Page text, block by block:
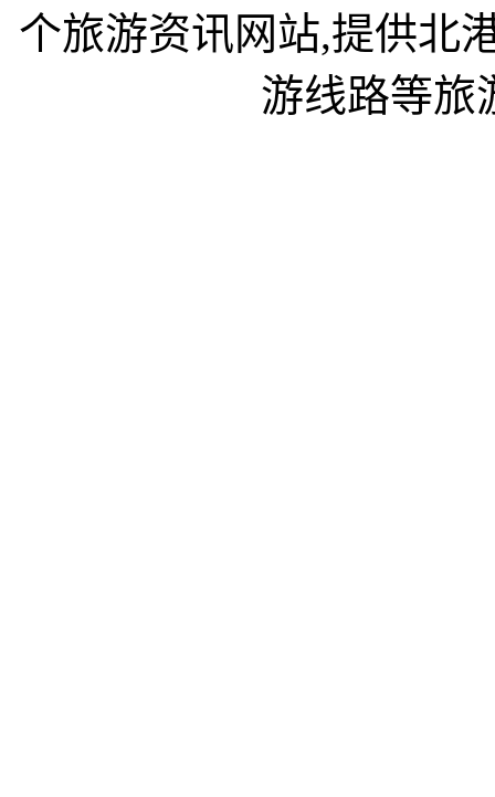
个旅游资讯网站,提供北
游线路等旅